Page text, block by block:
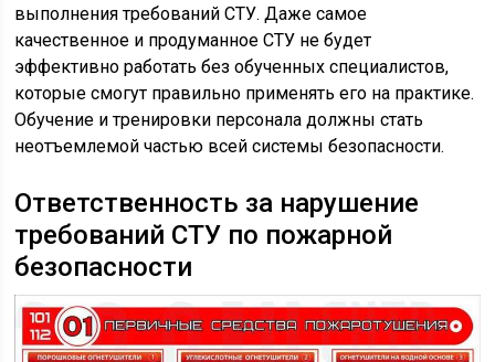
выполнения требований СТУ. Даже самое
качественное и продуманное СТУ не будет
эффективно работать без обученных специалистов,
которые смогут правильно применять его на практике.
Обучение и тренировки персонала должны стать
неотъемлемой частью всей системы безопасности.
Ответственность за нарушение
требований СТУ по пожарной
безопасности